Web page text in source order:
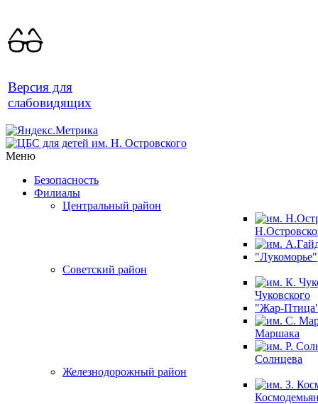
Версия для
слабовидящих
Меню
Безопасность
Филиалы
Центральный район
"Лукоморье"
Советский район
Чуковского
"Жар-
Маршака
Солнцева
Железнодорожный район